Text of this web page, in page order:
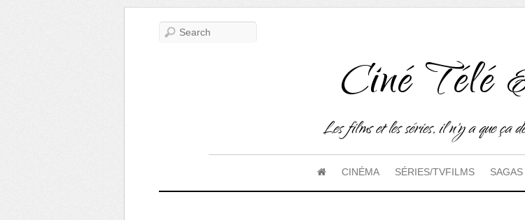
Ciné Télé
Les films et les séries, il n'y a que ça
CINÉMA SÉRIES/TVFILMS SAGAS